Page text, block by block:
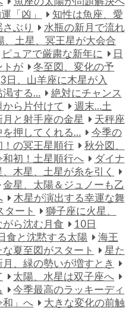
「凶」
知性は魚座、愛
ぶり
水瓶の新月で流れ
、土星、冥王星が大会合
ピュアで厳粛な新年に
日
トが
冬至図、変化の予
3日、山羊座に木星が入
渇する…
絶対にチャンス
ら片付けて
週末…土
と射手座の金星
天秤座
を押してくれる…
今季の
！の冥王星順行
秋分図、
和初！土星順行へ
ダイナ
、木星、土星が糸を引く
金星、太陽＆ジュノーも乙
木星が演出する幸運な舞
タート
獅子座に火星、
がら沈む月食
10日
食と沈黙する太陽
海王
な夏至図がスタート
星た
月、緑の勢いが増すとき
太陽、水星は双子座へ
今季最高のラッキーディ
和」へ
大きな変化の前触